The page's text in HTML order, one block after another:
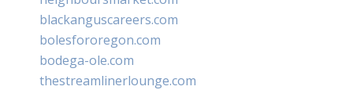
blackanguscareers.com
bolesfororegon.com
bodega-ole.com
thestreamlinerlounge.com